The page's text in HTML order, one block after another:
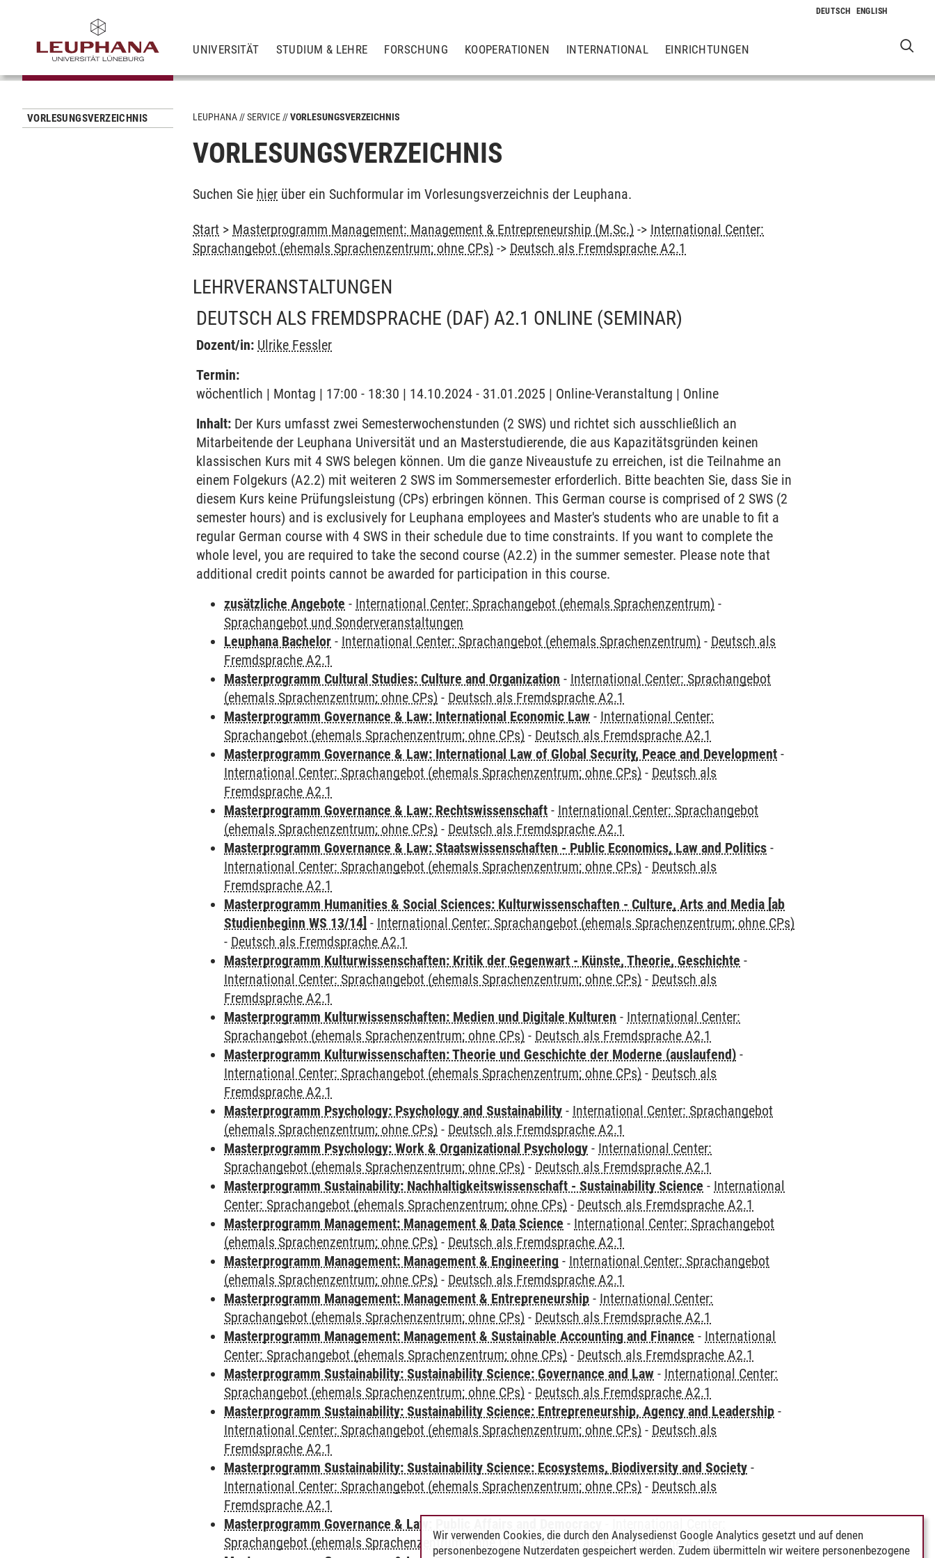
UNIVERSITÄT STUDIUM & LEHRE FORSCHUNG KOOPERATIONEN INTERNATIONAL EINRICHTUNGEN
VORLESUNGSVERZEICHNIS LEUPHANA SERVICE VORLESUNGSVERZEICHNIS
VORLESUNGSVERZEICHNIS
Suchen Sie hier über ein Suchformular im Vorlesungsverzeichnis der Leuphana.
Start > Masterprogramm Management: Management & Entrepreneurship (M.Sc.) -> International Center:
Sprachangebot (ehemals Sprachenzentrum; ohne CPs) -> Deutsch als Fremdsprache A2.1
LEHRVERANSTALTUNGEN
DEUTSCH ALS FREMDSPRACHE (DAF) A2.1 ONLINE (SEMINAR)
Dozent/in: Ulrike Fessler
Termin:
wöchentlich | Montag | 17:00 - 18:30 | 14.10.2024 - 31.01.2025 | Online-Veranstaltung | Online
Inhalt: Der Kurs umfasst zwei Semesterwochenstunden (2 SWS) und richtet sich ausschließlich an
Mitarbeitende der Leuphana Universität und an Masterstudierende, die aus Kapazitätsgründen keinen
klassischen Kurs mit 4 SWS belegen können. Um die ganze Niveaustufe zu erreichen, ist die Teilnahme an
einem Folgekurs (A2.2) mit weiteren 2 SWS im Sommersemester erforderlich. Bitte beachten Sie, dass Sie in
diesem Kurs keine Prüfungsleistung (CPs) erbringen können. This German course is comprised of 2 SWS (2
semester hours) and is exclusively for Leuphana employees and Master's students who are unable to fit a
regular German course with 4 SWS in their schedule due to time constraints. If you want to complete the
whole level, you are required to take the second course (A2.2) in the summer semester. Please note that
additional credit points cannot be awarded for participation in this course.
zusätzliche Angebote - International Center: Sprachangebot (ehemals Sprachenzentrum) -
Sprachangebot und Sonderveranstaltungen
Leuphana Bachelor - International Center: Sprachangebot (ehemals Sprachenzentrum) - Deutsch als
Fremdsprache A2.1
Masterprogramm Cultural Studies: Culture and Organization - International Center: Sprachangebot
(ehemals Sprachenzentrum; ohne CPs) - Deutsch als Fremdsprache A2.1
Masterprogramm Governance & Law: International Economic Law - International Center:
Sprachangebot (ehemals Sprachenzentrum; ohne CPs) - Deutsch als Fremdsprache A2.1
Masterprogramm Governance & Law: International Law of Global Security, Peace and Development -
International Center: Sprachangebot (ehemals Sprachenzentrum; ohne CPs) - Deutsch als
Fremdsprache A2.1
Masterprogramm Governance & Law: Rechtswissenschaft - International Center: Sprachangebot
(ehemals Sprachenzentrum; ohne CPs) - Deutsch als Fremdsprache A2.1
Masterprogramm Governance & Law: Staatswissenschaften - Public Economics, Law and Politics -
International Center: Sprachangebot (ehemals Sprachenzentrum; ohne CPs) - Deutsch als
Fremdsprache A2.1
Masterprogramm Humanities & Social Sciences: Kulturwissenschaften - Culture, Arts and Media [ab
Studienbeginn WS 13/14] - International Center: Sprachangebot (ehemals Sprachenzentrum; ohne CPs)
- Deutsch als Fremdsprache A2.1
Masterprogramm Kulturwissenschaften: Kritik der Gegenwart - Künste, Theorie, Geschichte -
International Center: Sprachangebot (ehemals Sprachenzentrum; ohne CPs) - Deutsch als
Fremdsprache A2.1
Masterprogramm Kulturwissenschaften: Medien und Digitale Kulturen - International Center:
Sprachangebot (ehemals Sprachenzentrum; ohne CPs) - Deutsch als Fremdsprache A2.1
Masterprogramm Kulturwissenschaften: Theorie und Geschichte der Moderne (auslaufend) -
International Center: Sprachangebot (ehemals Sprachenzentrum; ohne CPs) - Deutsch als
Fremdsprache A2.1
Masterprogramm Psychology: Psychology and Sustainability - International Center: Sprachangebot
(ehemals Sprachenzentrum; ohne CPs) - Deutsch als Fremdsprache A2.1
Masterprogramm Psychology: Work & Organizational Psychology - International Center:
Sprachangebot (ehemals Sprachenzentrum; ohne CPs) - Deutsch als Fremdsprache A2.1
Masterprogramm Sustainability: Nachhaltigkeitswissenschaft - Sustainability Science - International
Center: Sprachangebot (ehemals Sprachenzentrum; ohne CPs) - Deutsch als Fremdsprache A2.1
Masterprogramm Management: Management & Data Science - International Center: Sprachangebot
(ehemals Sprachenzentrum; ohne CPs) - Deutsch als Fremdsprache A2.1
Masterprogramm Management: Management & Engineering - International Center: Sprachangebot
(ehemals Sprachenzentrum; ohne CPs) - Deutsch als Fremdsprache A2.1
Masterprogramm Management: Management & Entrepreneurship - International Center:
Sprachangebot (ehemals Sprachenzentrum; ohne CPs) - Deutsch als Fremdsprache A2.1
Masterprogramm Management: Management & Sustainable Accounting and Finance - International
Center: Sprachangebot (ehemals Sprachenzentrum; ohne CPs) - Deutsch als Fremdsprache A2.1
Masterprogramm Sustainability: Sustainability Science: Governance and Law - International Center:
Sprachangebot (ehemals Sprachenzentrum; ohne CPs) - Deutsch als Fremdsprache A2.1
Masterprogramm Sustainability: Sustainability Science: Entrepreneurship, Agency and Leadership -
International Center: Sprachangebot (ehemals Sprachenzentrum; ohne CPs) - Deutsch als
Fremdsprache A2.1
Masterprogramm Sustainability: Sustainability Science: Ecosystems, Biodiversity and Society -
International Center: Sprachangebot (ehemals Sprachenzentrum; ohne CPs) - Deutsch als
Fremdsprache A2.1
Masterprogramm Governance & Law: Public Affairs and Democracy
Sprachangebot (ehemals Sprachenzentrum; ohne CPs)-Deutsch als Fremdsprache A2.1
Wir verwenden Cookies, die durch den Analysedienst Google Analytics gesetzt und auf denen
personenbezogene Nutzerdaten gespeichert werden. Zudem übermitteln wir weitere personenbezogene